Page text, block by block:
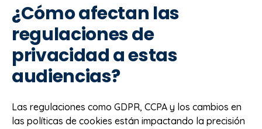
¿Cómo afectan las
regulaciones de
privacidad a estas
audiencias?
Las regulaciones como GDPR, CCPA y los cambios en
las políticas de cookies están impactando la precisión